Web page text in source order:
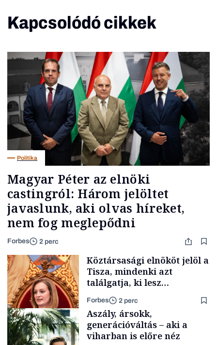
Kapcsolódó cikkek
Politika
Magyar Péter az elnöki
castingról: Három jelöltet
javaslunk, aki olvas híreket,
nem fog meglepődni
Forbes 2 perc
Köztársasági elnököt jelöl a
Tisza, mindenki azt
találgatja, ki lesz
szombaton a befutó –
soroljuk az eddig felmerült
neveket
Forbes 2 perc
Aszály, ársokk,
generációváltás – aki a
viharban is előre néz